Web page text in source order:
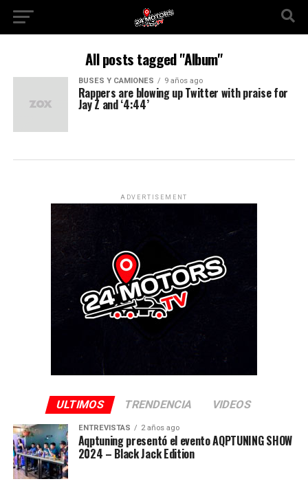
All posts tagged "Album"
BUSES Y CAMIONES 9 años ago
Rappers are blowing up Twitter with praise for
Jay Z and ‘4:44’
ADVERTISEMENT
ULTIMOS TRENDENCIA VIDEOS
ENTREVISTAS 2 años ago
Aqptuning presentó el evento AQPTUNING SHOW
2024 – Black Jack Edition